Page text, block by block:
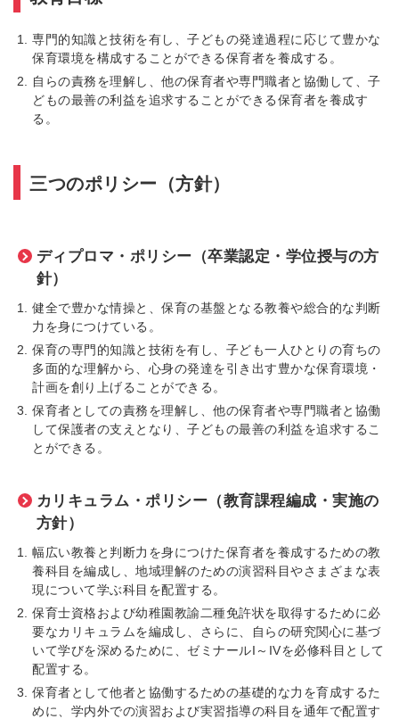
専門的知識と技術を有し、子どもの発達過程に応じて豊かな
保育環境を構成することができる保育者を養成する。
自らの責務を理解し、他の保育者や専門職者と協働して、子
どもの最善の利益を追求することができる保育者を養成す
る。
三つのポリシー（方針）
ディプロマ・ポリシー（卒業認定・学位授与の方
針）
健全で豊かな情操と、保育の基盤となる教養や総合的な判断
力を身につけている。
保育の専門的知識と技術を有し、子ども一人ひとりの育ちの
多面的な理解から、心身の発達を引き出す豊かな保育環境・
計画を創り上げることができる。
保育者としての責務を理解し、他の保育者や専門職者と協働
して保護者の支えとなり、子どもの最善の利益を追求するこ
とができる。
カリキュラム・ポリシー（教育課程編成・実施の
方針）
幅広い教養と判断力を身につけた保育者を養成するための教
養科目を編成し、地域理解のための演習科目やさまざまな表
現について学ぶ科目を配置する。
保育士資格および幼稚園教諭二種免許状を取得するために必
要なカリキュラムを編成し、さらに、自らの研究関心に基づ
いて学びを深めるために、ゼミナールI～IVを必修科目として
配置する。
保育者として他者と協働するための基礎的な力を育成するた
めに、学内外での演習および実習指導の科目を通年で配置す